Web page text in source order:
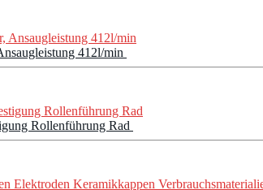
412l/min
Rollenführung Rad